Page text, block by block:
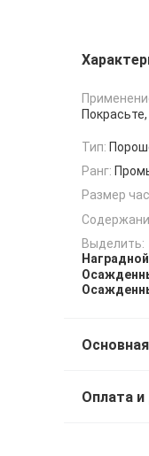
Тип:
Ранг:
Размер
Выделить:
Оплата и